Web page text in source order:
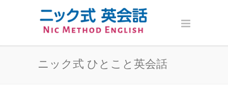
ニック式 ひとこと英会話